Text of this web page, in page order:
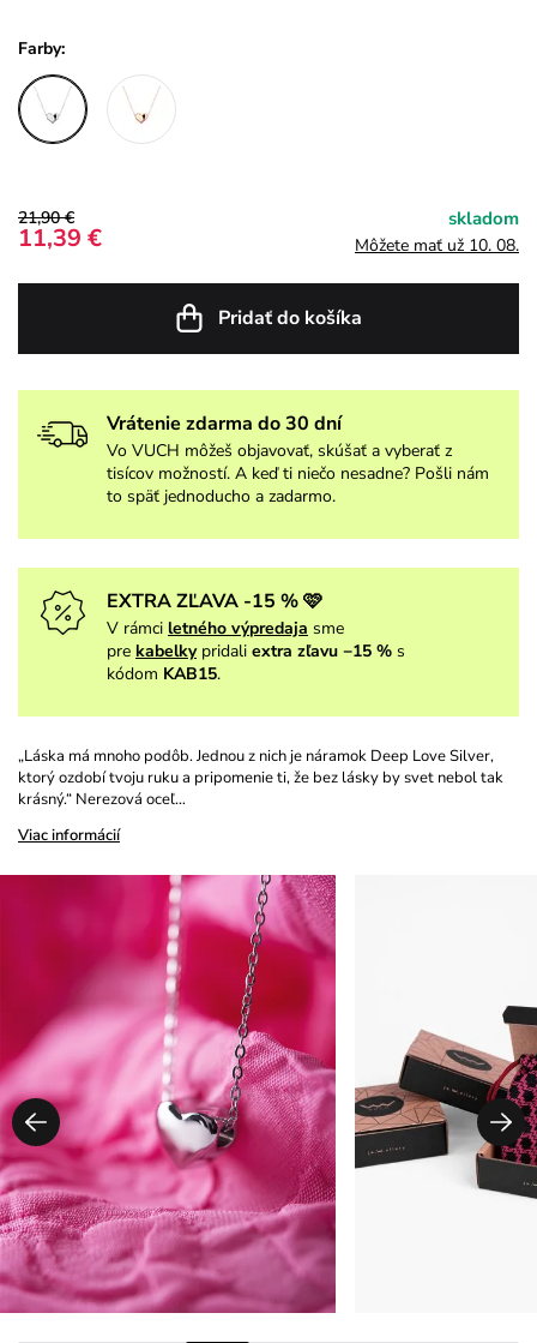
Farby:
21,90 €
11,39 €
skladom
Môžete mať už 10. 08.
Pridať do košíka
Vrátenie zdarma do 30 dní
Vo VUCH môžeš objavovať, skúšať a vyberať z
tisícov možností. A keď ti niečo nesadne? Pošli nám
to späť jednoducho a zadarmo.
EXTRA ZĽAVA -15 % 🩷
V rámci letného výpredaja sme
pre kabelky pridali extra zľavu −15 % s
kódom KAB15.
„Láska má mnoho podôb. Jednou z nich je náramok Deep Love Silver,
ktorý ozdobí tvoju ruku a pripomenie ti, že bez lásky by svet nebol tak
krásný.“ Nerezová oceľ…
Viac informácií